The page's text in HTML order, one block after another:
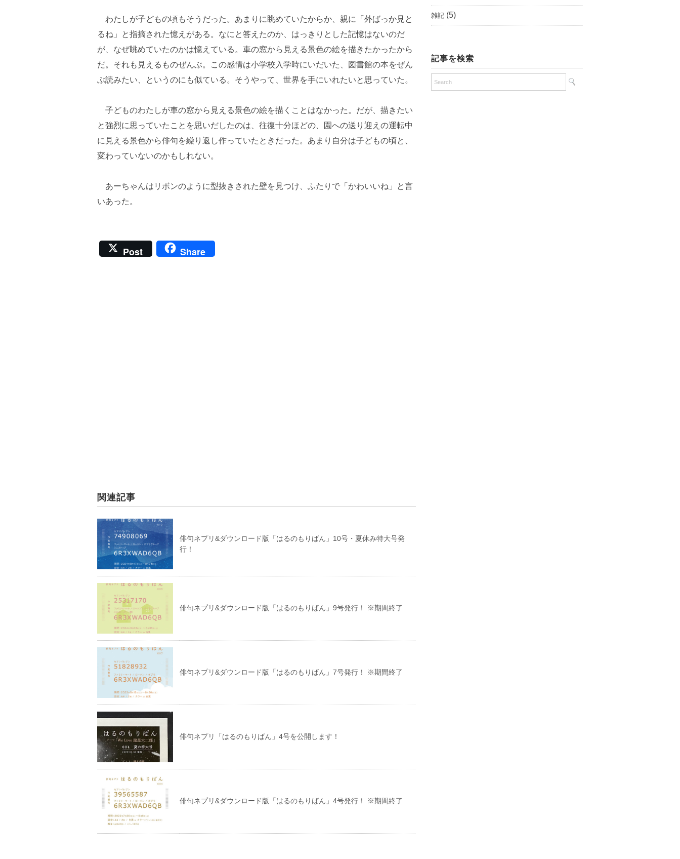
わたしが子どもの頃もそうだった。あまりに眺めていたからか、親に「外ばっか見と
るね」と指摘された憶えがある。なにと答えたのか、はっきりとした記憶はないのだ
が、なぜ眺めていたのかは憶えている。車の窓から見える景色の絵を描きたかったから
だ。それも見えるものぜんぶ。この感情は小学校入学時にいだいた、図書館の本をぜん
ぶ読みたい、というのにも似ている。そうやって、世界を手にいれたいと思っていた。
子どものわたしが車の窓から見える景色の絵を描くことはなかった。だが、描きたい
と強烈に思っていたことを思いだしたのは、往復十分ほどの、園への送り迎えの運転中
に見える景色から俳句を繰り返し作っていたときだった。あまり自分は子どもの頃と、
変わっていないのかもしれない。
あーちゃんはリボンのように型抜きされた壁を見つけ、ふたりで「かわいいね」と言
いあった。
Post Share
関連記事
俳句ネプリ&ダウンロード版「はるのもりばん」10号・夏休み特大号発
行！
俳句ネプリ&ダウンロード版「はるのもりばん」9号発行！ ※期間終了
俳句ネプリ&ダウンロード版「はるのもりばん」7号発行！ ※期間終了
俳句ネプリ「はるのもりばん」4号を公開します！
俳句ネプリ&ダウンロード版「はるのもりばん」4号発行！ ※期間終了
雑記 (5)
記事を検索